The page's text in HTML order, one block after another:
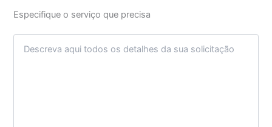
Especifique o serviço que precisa